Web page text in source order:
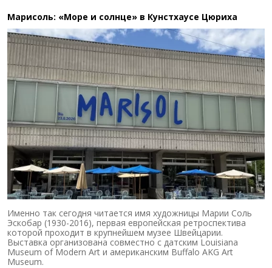
Марисоль: «Море и солнце» в Кунстхаусе Цюриха
Именно так сегодня читается имя художницы Марии Соль
Эскобар (1930-2016), первая европейская ретроспектива
которой проходит в крупнейшем музее Швейцарии.
Выставка организована совместно с датским Louisiana
Museum of Modern Art и американским Buffalo AKG Art
Museum.